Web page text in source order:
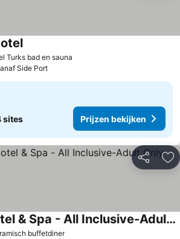
Turks bad en sauna
Side Port
sites Prijzen bekijken
Delen
buffetdiner
Side Alegria Hotel & Spa - All Inclusive-Adult Only